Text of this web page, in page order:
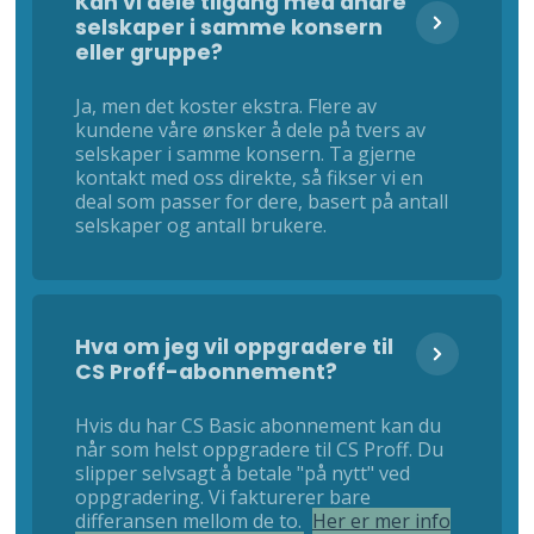
selskaper i samme konsern
eller gruppe?
Ja, men det koster ekstra. Flere av
kundene våre ønsker å dele på tvers av
selskaper i samme konsern. Ta gjerne
kontakt med oss direkte, så fikser vi en
deal som passer for dere, basert på antall
selskaper og antall brukere.
Hva om jeg vil oppgradere til
CS Proff-abonnement?
Hvis du har CS Basic abonnement kan du
når som helst oppgradere til CS Proff. Du
slipper selvsagt å betale "på nytt" ved
oppgradering. Vi fakturerer bare
differansen mellom de to. Her er mer info